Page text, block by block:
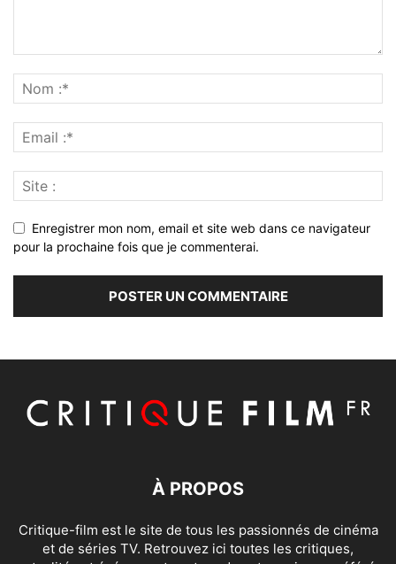
Enregistrer mon nom, email et site web dans ce navigateur
pour la prochaine fois que je commenterai.
À PROPOS
Critique-film est le site de tous les passionnés de cinéma
et de séries TV. Retrouvez ici toutes les critiques,